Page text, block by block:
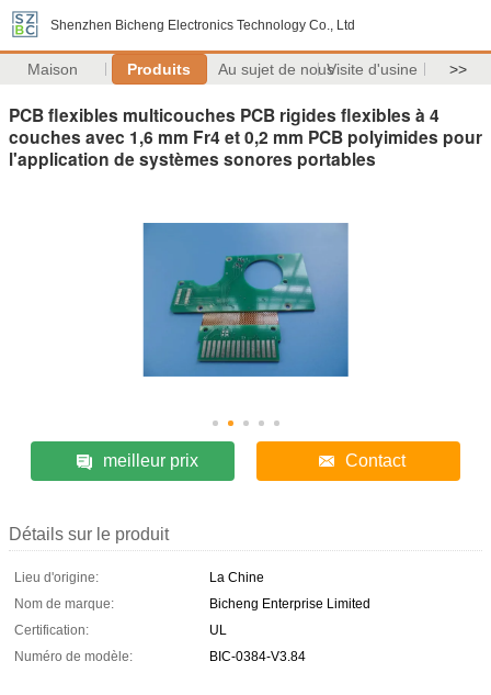
Shenzhen Bicheng Electronics Technology Co., Ltd
Maison Produits Au sujet de nousVisite d'usine >>
PCB flexibles multicouches PCB rigides flexibles à 4
couches avec 1,6 mm Fr4 et 0,2 mm PCB polyimides pour
l'application de systèmes sonores portables
meilleur prix Contact
Détails sur le produit
Lieu d'origine:
La Chine
Nom de marque:
Bicheng Enterprise Limited
Certification:
UL
Numéro de modèle:
BIC-0384-V3.84